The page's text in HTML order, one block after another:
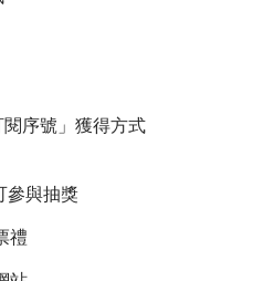
閱序號」獲得方式
參與抽獎
禮